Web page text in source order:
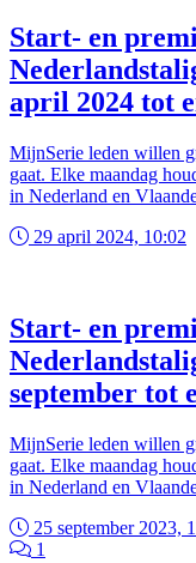
Start- en
april 2024 tot
MijnSerie leden willen
gaat. Elke maandag
in Nederland en
29 april 2024, 10:02
Start- en
september tot
MijnSerie leden willen
gaat. Elke maandag
in Nederland en
25 september 2023,
1